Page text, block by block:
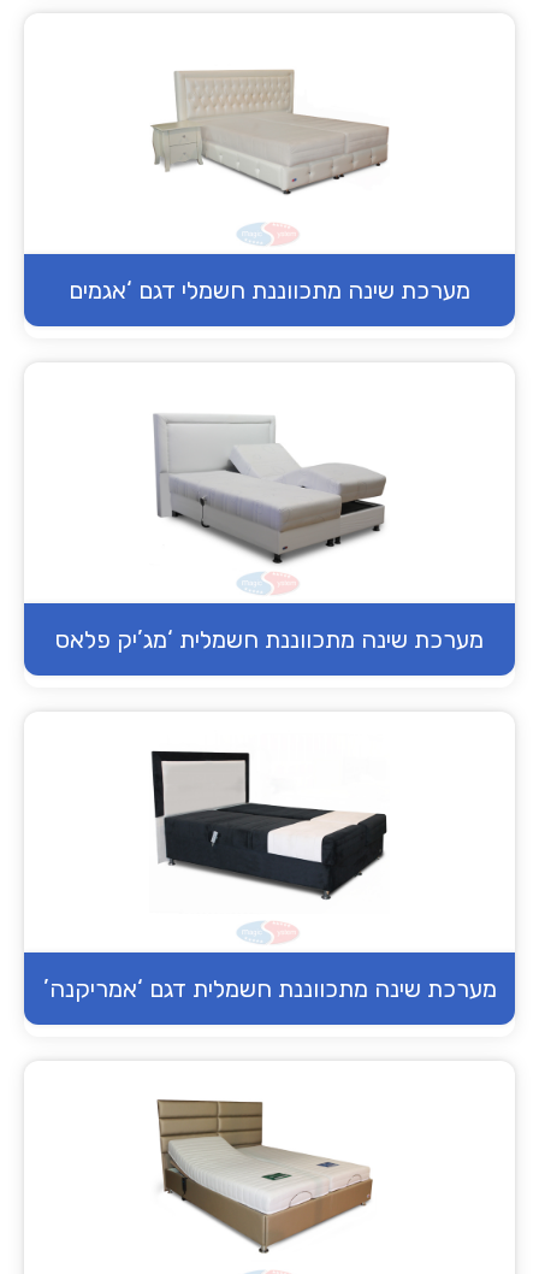
מערכת שינה מתכווננת חשמלי דגם ‘אגמים
מערכת שינה מתכווננת חשמלית ‘מג’יק פלאס
מערכת שינה מתכווננת חשמלית דגם ‘אמריקנה’